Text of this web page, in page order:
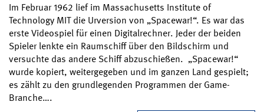
Im Februar 1962 lief im Massachusetts Institute of
Technology MIT die Urversion von „Spacewar!“. Es war das
erste Videospiel für einen Digitalrechner. Jeder der beiden
Spieler lenkte ein Raumschiff über den Bildschirm und
versuchte das andere Schiff abzuschießen. „Spacewar!“
wurde kopiert, weitergegeben und im ganzen Land gespielt;
es zählt zu den grundlegenden Programmen der Game-
Branche….